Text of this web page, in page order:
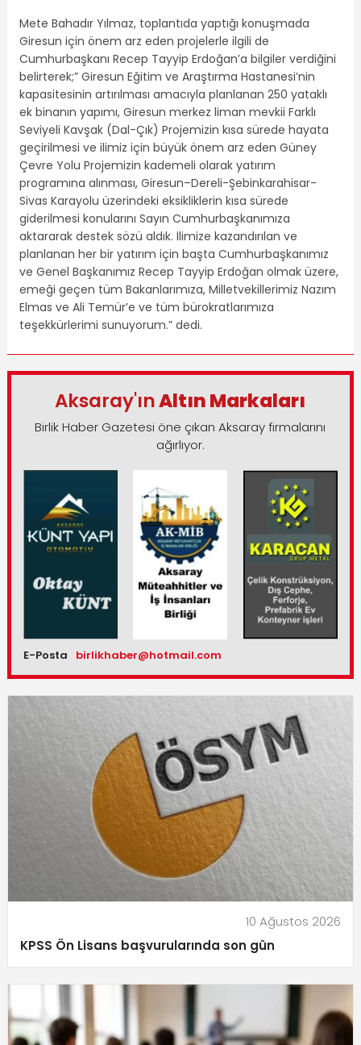
Mete Bahadır Yılmaz, toplantıda yaptığı konuşmada
Giresun için önem arz eden projelerle ilgili de
Cumhurbaşkanı Recep Tayyip Erdoğan’a bilgiler verdiğini
belirterek;” Giresun Eğitim ve Araştırma Hastanesi’nin
kapasitesinin artırılması amacıyla planlanan 250 yataklı
ek binanın yapımı, Giresun merkez liman mevkii Farklı
Seviyeli Kavşak (Dal-Çık) Projemizin kısa sürede hayata
geçirilmesi ve ilimiz için büyük önem arz eden Güney
Çevre Yolu Projemizin kademeli olarak yatırım
programına alınması, Giresun–Dereli-Şebinkarahisar-
Sivas Karayolu üzerindeki eksikliklerin kısa sürede
giderilmesi konularını Sayın Cumhurbaşkanımıza
aktararak destek sözü aldık. İlimize kazandırılan ve
planlanan her bir yatırım için başta Cumhurbaşkanımız
ve Genel Başkanımız Recep Tayyip Erdoğan olmak üzere,
emeği geçen tüm Bakanlarımıza, Milletvekillerimiz Nazım
Elmas ve Ali Temür’e ve tüm bürokratlarımıza
teşekkürlerimi sunuyorum.” dedi.
Aksaray'ınAltın Markaları
Birlik Haber Gazetesi öne çıkan Aksaray firmalarını
ağırlıyor.
E-Posta birlikhaber@hotmail.com
10 Ağustos 2026
KPSS Ön Lisans başvurularında son gün